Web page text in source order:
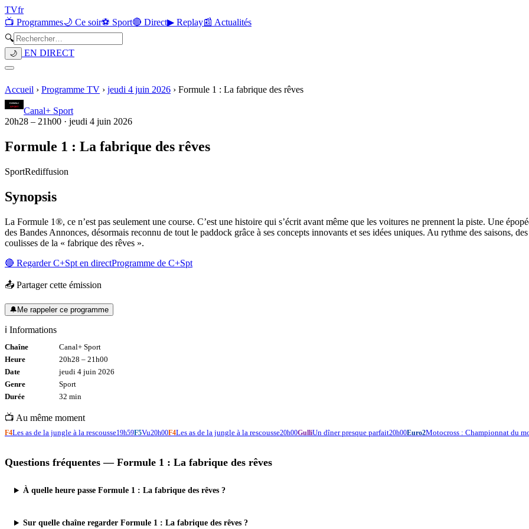
TVfr
📺 Programmes🌙 Ce soir⚽ Sport🔴 Direct▶ Replay📰 Actualités
🔍
🌙 EN DIRECT
Accueil › Programme TV › jeudi 4 juin 2026 › Formule 1 : La fabrique des rêves
Canal+ Sport
20h28 – 21h00 · jeudi 4 juin 2026
Formule 1 : La fabrique des rêves
SportRediffusion
Synopsis
La Formule 1®, ce n’est pas seulement une course. C’est une histoire qui s’écrit avant même que les voitures ne prennent la piste. Une
des Bandes Annonces, désormais reconnu de tout le paddock grâce à ses concepts innovants et ses idées uniques. Au rythme des saisons,
coulisses de la « fabrique des rêves ».
🔴 RegarderC+Spt en directProgramme de C+Spt
📤 Partager cette émission
🔔Me rappeler ce programme
ℹ️ Informations
Chaîne
Canal+ Sport
Heure
20h28 – 21h00
Date
jeudi 4 juin 2026
Genre
Sport
Durée
32 min
📺 Au même moment
F4Les as de la jungle à la rescousse19h59F5Vu20h00F4Les as de la jungle à la rescousse20h00GulliUn dîner presque parfait20h00Euro2Motocross : Championnat du
Questions fréquentes — Formule 1 : La fabrique des rêves
À quelle heure passe Formule 1 : La fabrique des rêves ?
Sur quelle chaîne regarder Formule 1 : La fabrique des rêves ?